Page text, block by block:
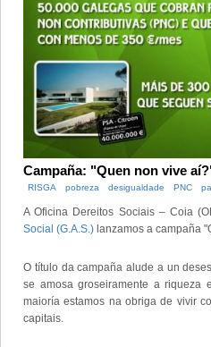
Campaña: "Quen non vive
RISGA pobreza desigualdade PNC
A Oficina Dereitos Sociais – Coia
Social (G.A.S.) lanzamos a campaña
O título da campaña alude a un
se amosa groseiramente a riqueza
maioría estamos na obriga de vivir
capitais.